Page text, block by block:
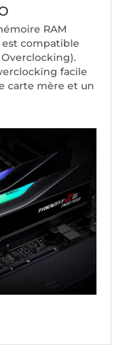
RAM
est compatible
facile
carte mère et un